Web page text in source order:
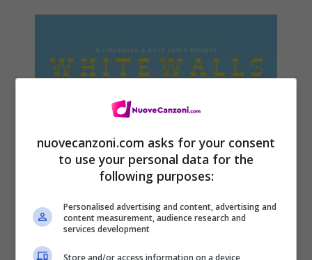
nuovecanzoni.com asks for your consent
to use your personal data for the
following purposes:
Personalised advertising and content, advertising and
content measurement, audience research and
services development
Store and/or access information on a device